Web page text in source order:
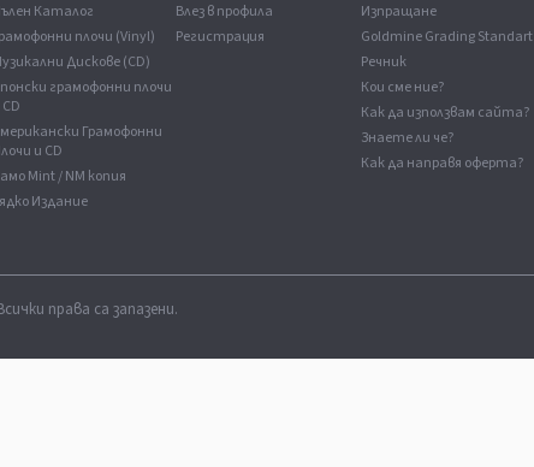
Каталог
плочи (Vinyl)
Дискове (CD)
грамофонни плочи
Грамофонни
и CD
Mint / NM копия
Издание
Влез в профила
Регистрация
Изпращане
Goldmine Grading Standart
Речник
Кои сме ние?
Как да използвам сайта?
Знаете ли че?
Как да направя оферта?
права са запазени.